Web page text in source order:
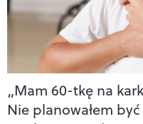
„Mam 60-tkę na
Nie planowałem